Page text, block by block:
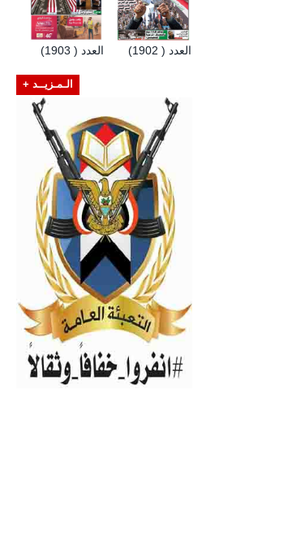
العدد ( 1903) العدد ( 1902)
الـمـزيــد +